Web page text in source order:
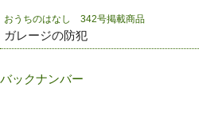
おうちのはなし 342号掲載商品
ガレージの防犯
バックナンバー